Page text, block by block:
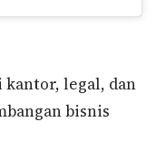
legal, dan
bisnis